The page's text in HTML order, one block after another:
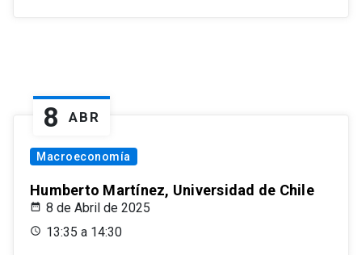
8 ABR
Macroeconomía
Humberto Martínez, Universidad de Chile
8 de Abril de 2025
13:35 a 14:30